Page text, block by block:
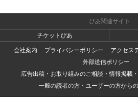
ぴあ関連サイト
チケットぴあ
会社案内
プライバシーポリシー
アクセス
外部送信ポリシー
広告出稿・お取り組みのご相談・情報掲載
一般の読者の方・ユーザーの方から